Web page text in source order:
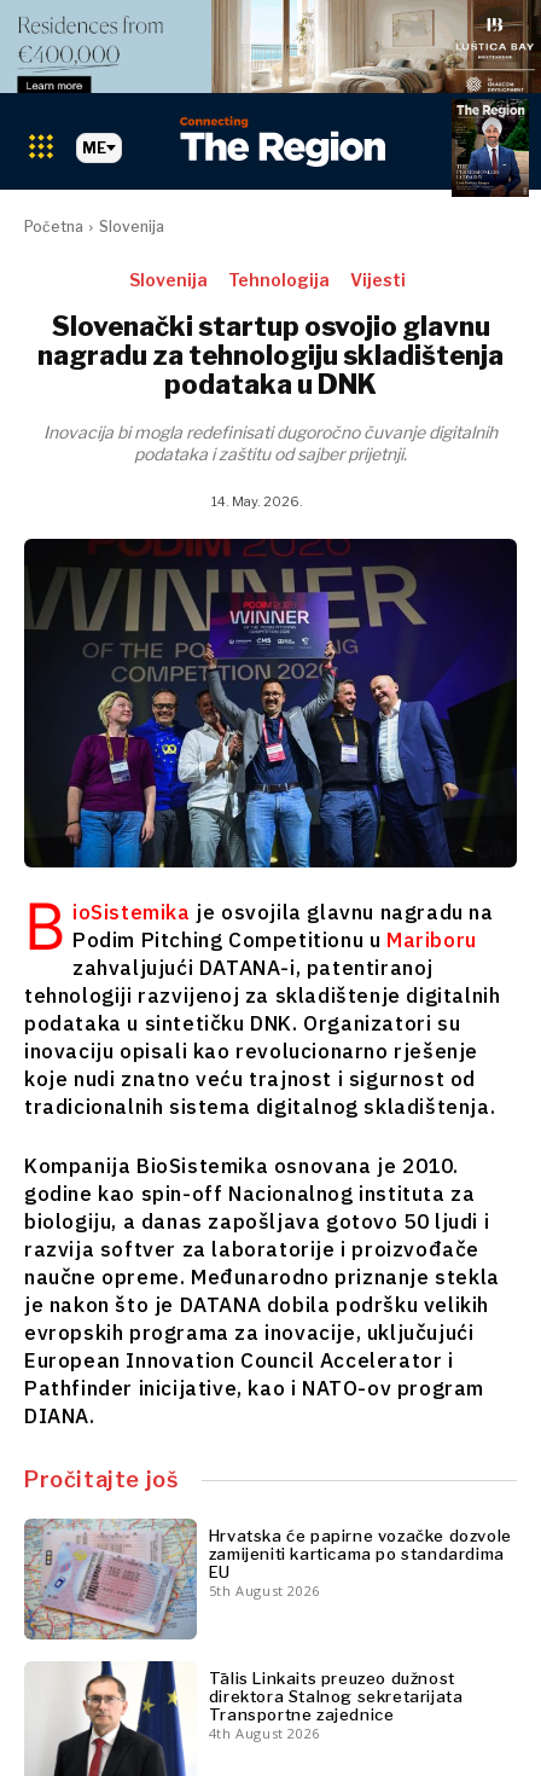
Pretraži The Region
Tržišta
Albanija
Crna Gora
Sjeverna
Makedonija
Srbija
Slovenija
Biznis i
ekonomija
Poslovne
priče
Imenovanja
Poljoprivreda
Industrijalci
Građevinarstvo
Energija
Životna
sredina
Finansije
Nauka
Rudarstvo
Maloprodaja
Održivost
Tehnologija
Telekomunikacije
Turizam
Prevoz
Trgovina
Analize
Intervju
Mišljenje
Okrugli
sto
Svet
Analiza
Istraži
Albanija
Kosovo*
Slovenija
Biznis i
ekonomija
Poslovne
priče
Imenovanja
Industrijalci
Građevinarstvo
Energija
Životna
sredina
Finansije
FMCG
Nauka
Maloprodaja
Održivost
Tehnologija
Telekomunikacije
Turizam
Prevoz
Trgovina
Analize
Mišljenje
Okrugli
sto
Svet
Istražite
ME
Početna Slovenija
Slovenija Tehnologija Vijesti
Slovenački startup osvojio glavnu
nagradu za tehnologiju skladištenja
podataka u DNK
Inovacija bi mogla redefinisati dugoročno čuvanje digitalnih
podataka i zaštitu od sajber prijetnji.
14. May. 2026.
B ioSistemika je osvojila glavnu nagradu na
Podim Pitching Competitionu u Mariboru
zahvaljujući DATANA-i, patentiranoj
tehnologiji razvijenoj za skladištenje digitalnih
podataka u sintetičku DNK. Organizatori su
inovaciju opisali kao revolucionarno rješenje
koje nudi znatno veću trajnost i sigurnost od
tradicionalnih sistema digitalnog skladištenja.
Kompanija BioSistemika osnovana je 2010.
godine kao spin-off Nacionalnog instituta za
biologiju, a danas zapošljava gotovo 50 ljudi i
razvija softver za laboratorije i proizvođače
naučne opreme. Međunarodno priznanje stekla
je nakon što je DATANA dobila podršku velikih
evropskih programa za inovacije, uključujući
European Innovation Council Accelerator i
Pathfinder inicijative, kao i NATO-ov program
DIANA.
Pročitajte još
Hrvatska će papirne vozačke dozvole
zamijeniti karticama po standardima
EU
5th August 2026
Tālis Linkaits preuzeo dužnost
direktora Stalnog sekretarijata
Transportne zajednice
4th August 2026